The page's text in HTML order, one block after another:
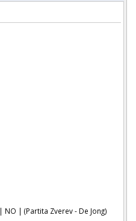
| NO | (Partita Zverev - De Jong)